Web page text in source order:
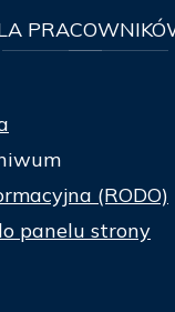
(RODO)
panelu strony